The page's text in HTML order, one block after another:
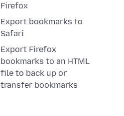
Firefox
Export bookmarks to
Safari
Export Firefox
bookmarks to an HTML
file to back up or
transfer bookmarks